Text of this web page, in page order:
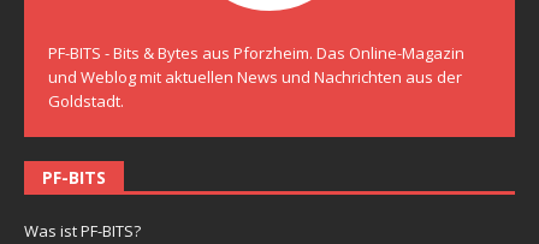
PF-BITS - Bits & Bytes aus Pforzheim. Das Online-Magazin
und Weblog mit aktuellen News und Nachrichten aus der
Goldstadt.
PF-BITS
Was ist PF-BITS?